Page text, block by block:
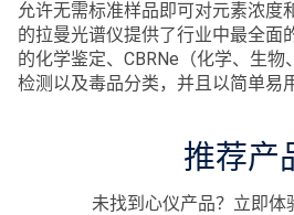
允许无需标准样品即可对元素浓度
的拉曼光谱仪提供了行业中最全面
的化学鉴定、CBRNe（化学、生物
检测以及毒品分类，并且以简单易
推荐产
未找到心仪产品？立即体